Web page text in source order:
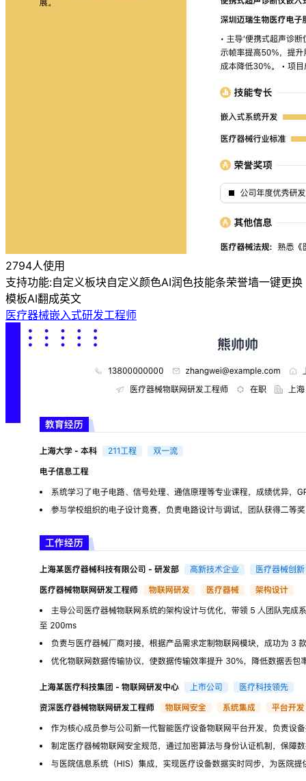
2794人使用
支持功能:自定义板块自定义颜色AI润色技能条荣誉墙一键更换
模板AI翻成英文
医疗器械嵌入式研发工程师